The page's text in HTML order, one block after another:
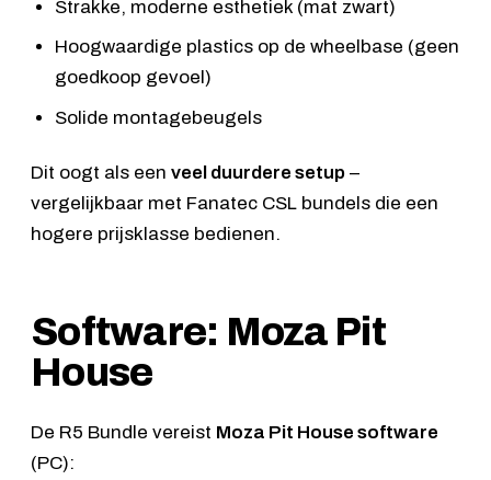
Strakke, moderne esthetiek (mat zwart)
Hoogwaardige plastics op de wheelbase (geen
goedkoop gevoel)
Solide montagebeugels
Dit oogt als een veel duurdere setup –
vergelijkbaar met Fanatec CSL bundels die een
hogere prijsklasse bedienen.
Software: Moza Pit
House
De R5 Bundle vereist Moza Pit House software
(PC):